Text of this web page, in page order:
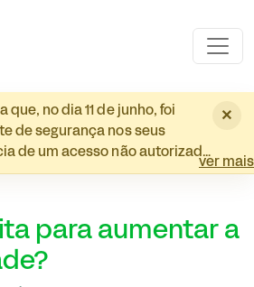
que, no dia 11 de junho, foi
de segurança nos seus
de um acesso não autorizado
para websites
medidas corretivas e
A análise técnica realizada
momento, qualquer evidência
alteração ou utilização
ver mais
×
para aumentar a